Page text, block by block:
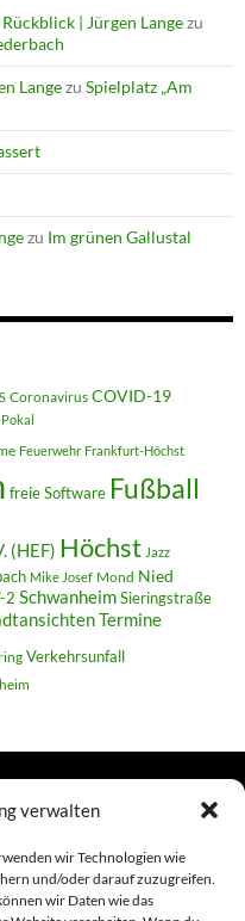
verwalten
wir Technologien wie
und/oder darauf zuzugreifen.
wir Daten wie das
| Jürgen Langezu
Langezu Spielplatz „Am
zu Im grünen Gallustal
Coronavirus COVID-19
Feuerwehr Frankfurt-Höchst
freie Software Fußball
(HEF) Höchst Jazz
Mike Josef Mond Nied
2 SchwanheimSieringstraße
Termine
Verkehrsunfall